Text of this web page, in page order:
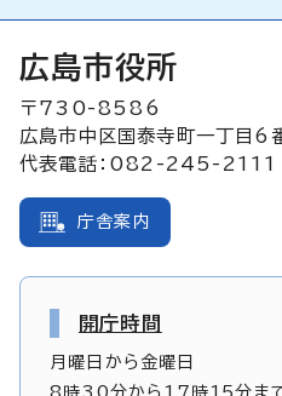
広島市役所
〒730-8586
広島市中区国泰寺町一丁目6
代表電話：082-245-2111
庁舎案内
開庁時間
月曜日から金曜日
8時30分から17時15分まで